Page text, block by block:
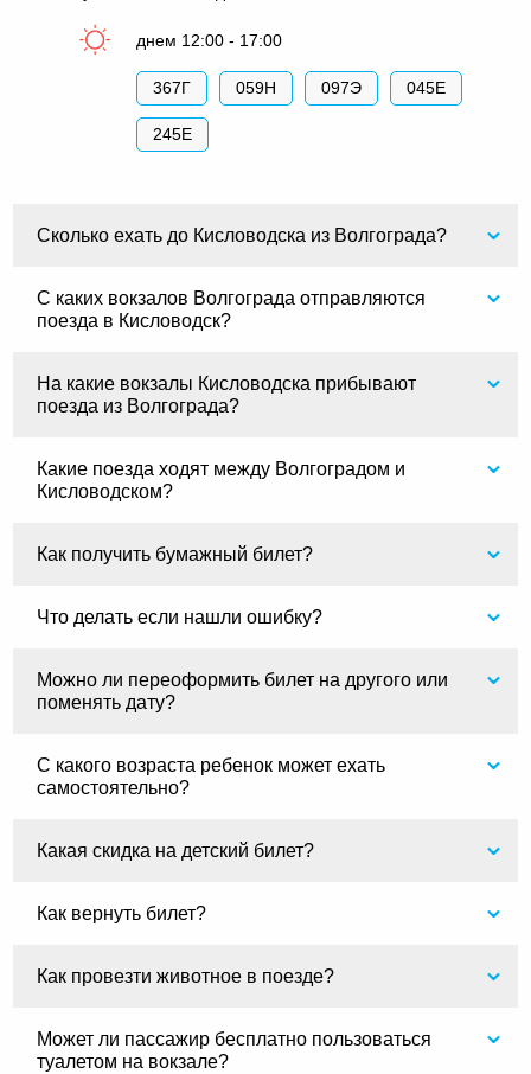
днем 12:00 - 17:00
367Г 059Н 097Э 045Е
245Е
Сколько ехать до Кисловодска из Волгограда?
С каких вокзалов Волгограда отправляются
поезда в Кисловодск?
На какие вокзалы Кисловодска прибывают
поезда из Волгограда?
Какие поезда ходят между Волгоградом и
Кисловодском?
Как получить бумажный билет?
Что делать если нашли ошибку?
Можно ли переоформить билет на другого или
поменять дату?
С какого возраста ребенок может ехать
самостоятельно?
Какая скидка на детский билет?
Как вернуть билет?
Как провезти животное в поезде?
Может ли пассажир бесплатно пользоваться
туалетом на вокзале?